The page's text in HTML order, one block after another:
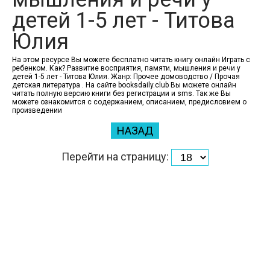
детей 1-5 лет - Титова
Юлия
На этом ресурсе Вы можете бесплатно читать книгу онлайн Играть с
ребенком. Как? Развитие восприятия, памяти, мышления и речи у
детей 1-5 лет - Титова Юлия. Жанр: Прочее домоводство / Прочая
детская литература . На сайте booksdaily.club Вы можете онлайн
читать полную версию книги без регистрации и sms. Так же Вы
можете ознакомится с содержанием, описанием, предисловием о
произведении
НАЗАД
Перейти на страницу: